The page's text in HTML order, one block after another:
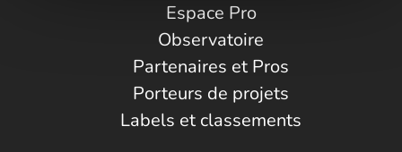
Espace Pro
Observatoire
Partenaires et Pros
Porteurs de projets
Labels et classements